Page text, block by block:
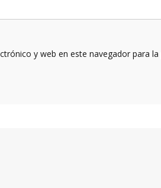
y web en este navegador para